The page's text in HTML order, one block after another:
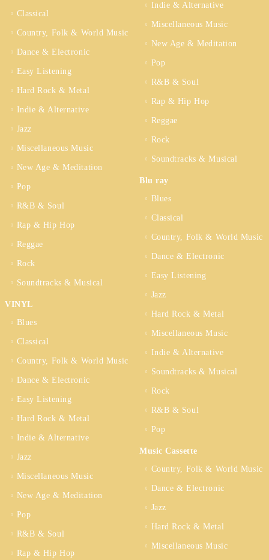
Classical
Country, Folk & World Music
Dance & Electronic
Easy Listening
Hard Rock & Metal
Indie & Alternative
Jazz
Miscellaneous Music
New Age & Meditation
Pop
R&B & Soul
Rap & Hip Hop
Reggae
Rock
Soundtracks & Musical
VINYL
Blues
Classical
Country, Folk & World Music
Dance & Electronic
Easy Listening
Hard Rock & Metal
Indie & Alternative
Jazz
Miscellaneous Music
New Age & Meditation
Pop
R&B & Soul
Rap & Hip Hop
Indie & Alternative
Miscellaneous Music
New Age & Meditation
Pop
R&B & Soul
Rap & Hip Hop
Reggae
Rock
Soundtracks & Musical
Blu ray
Blues
Classical
Country, Folk & World Music
Dance & Electronic
Easy Listening
Jazz
Hard Rock & Metal
Miscellaneous Music
Indie & Alternative
Soundtracks & Musical
Rock
R&B & Soul
Pop
Music Cassette
Country, Folk & World Music
Dance & Electronic
Jazz
Hard Rock & Metal
Miscellaneous Music